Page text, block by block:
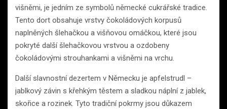
višněmi, je jedním ze symbolů německé cukrářské tradice.
Tento dort obsahuje vrstvy čokoládových korpusů
naplněných šlehačkou a višňovou omáčkou, které jsou
pokryté další šlehačkovou vrstvou a ozdobeny
čokoládovými strouhankami a višněmi na vrchu.
Další slavnostní dezertem v Německu je apfelstrudl –
jablkový závin s křehkým těstem a sladkou náplní z jablek,
skořice a rozinek. Tyto tradiční pokrmy jsou důkazem